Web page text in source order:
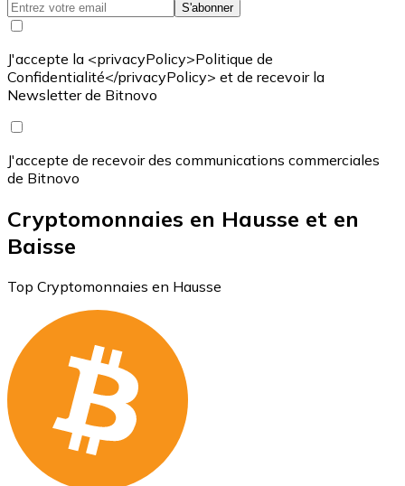
S'abonner
J'accepte la <privacyPolicy>Politique de
Confidentialité</privacyPolicy> et de recevoir la
Newsletter de Bitnovo
J'accepte de recevoir des communications commerciales
de Bitnovo
Cryptomonnaies en Hausse et en
Baisse
Top Cryptomonnaies en Hausse